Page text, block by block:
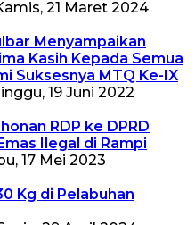
21 Maret 2024
Menyampaikan
Kasih Kepada Semua
Suksesnya MTQ Ke-IX
19 Juni 2022
RDP ke DPRD
Ilegal di Rampi
17 Mei 2023
Kg di Pelabuhan